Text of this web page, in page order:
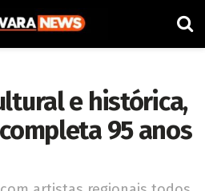
e histórica,
95 anos